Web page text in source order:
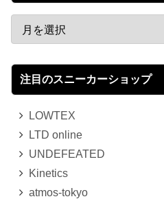
注目のスニーカーショップ
LOWTEX
LTD online
UNDEFEATED
Kinetics
atmos-tokyo